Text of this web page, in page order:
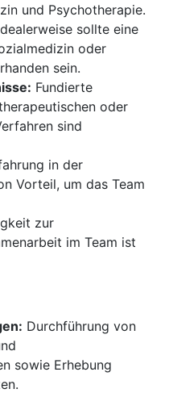
und Psychotherapie.
sollte eine
oder
sein.
Fundierte
oder
sind
in der
Vorteil, um das Team
zur
im Team ist
Durchführung von
sowie Erhebung